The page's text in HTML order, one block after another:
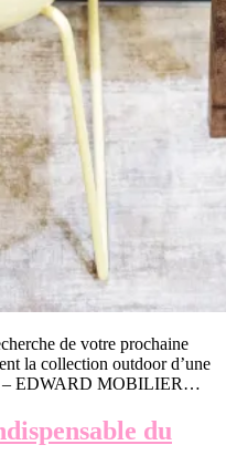
de votre prochaine
la collection outdoor d’une
– EDWARD MOBILIER…
du